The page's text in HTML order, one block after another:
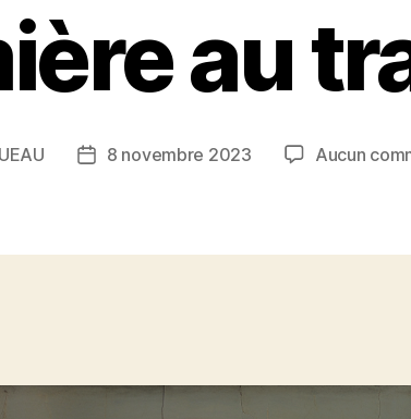
au
Date8 novembre 2023 Aucun